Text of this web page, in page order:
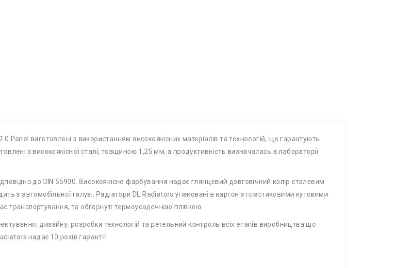
Panel виготовлені з використанням високоякісних матеріалів та технологій, що гарантують
з високоякісної сталі, товщиною 1,25 мм, а продуктивність визначалась в лабораторії
до DIN 55900. Високоякісне фарбування надає глянцевий довговічний колір сталевим
з автомобільної галузі. Радіатори DL Radiators упаковані в картон з пластиковими кутовими
транспортування, та обгорнуті термоусадочною плівкою.
дизайну, розробки технологій та ретельний контроль всіх етапів виробництва що
надає 10 років гарантії.